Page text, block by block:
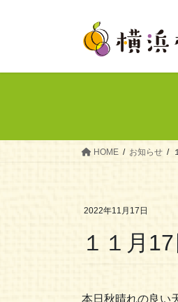
ツ
ッ
シ
移
HOME お知らせ
2022年11月17日
１１月
本日秋晴れの良い